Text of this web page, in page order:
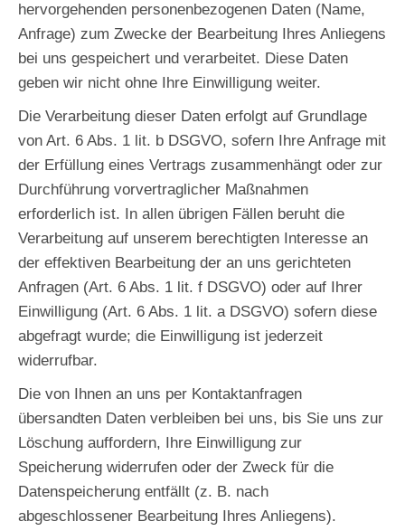
hervorgehenden personenbezogenen Daten (Name,
Anfrage) zum Zwecke der Bearbeitung Ihres Anliegens
bei uns gespeichert und verarbeitet. Diese Daten
geben wir nicht ohne Ihre Einwilligung weiter.
Die Verarbeitung dieser Daten erfolgt auf Grundlage
von Art. 6 Abs. 1 lit. b DSGVO, sofern Ihre Anfrage mit
der Erfüllung eines Vertrags zusammenhängt oder zur
Durchführung vorvertraglicher Maßnahmen
erforderlich ist. In allen übrigen Fällen beruht die
Verarbeitung auf unserem berechtigten Interesse an
der effektiven Bearbeitung der an uns gerichteten
Anfragen (Art. 6 Abs. 1 lit. f DSGVO) oder auf Ihrer
Einwilligung (Art. 6 Abs. 1 lit. a DSGVO) sofern diese
abgefragt wurde; die Einwilligung ist jederzeit
widerrufbar.
Die von Ihnen an uns per Kontaktanfragen
übersandten Daten verbleiben bei uns, bis Sie uns zur
Löschung auffordern, Ihre Einwilligung zur
Speicherung widerrufen oder der Zweck für die
Datenspeicherung entfällt (z. B. nach
abgeschlossener Bearbeitung Ihres Anliegens).